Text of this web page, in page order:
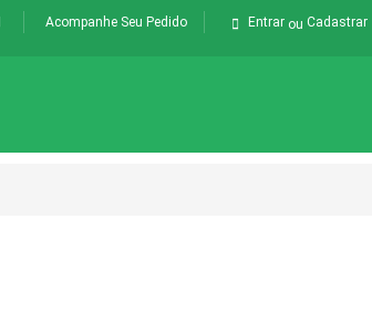
Acompanhe Seu Pedido Entrar ou Cadastrar